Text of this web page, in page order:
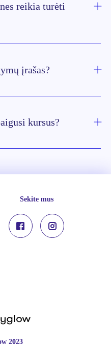
reikia turėti
įrašas?
kursus?
Sekite mus
2023